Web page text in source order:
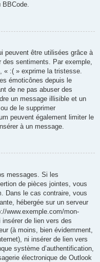
BBCode.
peuvent être utilisées grâce à
des sentiments. Par exemple,
« :( » exprime la tristesse.
émoticônes depuis le
de ne pas abuser des
un message illisible et un
de le supprimer
peuvent également limiter le
à un message.
messages. Si les
de pièces jointes, vous
Dans le cas contraire, vous
hébergée sur un serveur
www.exemple.com/mon-
de lien vers des
(à moins, bien évidemment,
ni insérer de lien vers
système d’authentification,
électronique de Outlook